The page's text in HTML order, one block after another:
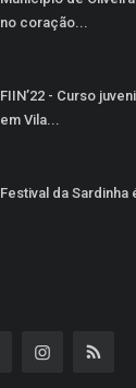
no coração...
FIIN’22 - Curso
em Vila...
Festival da Sardinha